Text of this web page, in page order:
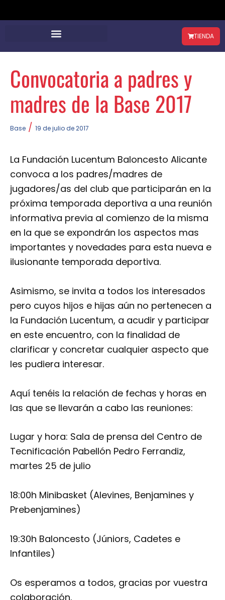
TIENDA
Convocatoria a padres y
madres de la Base 2017
Base / 19 de julio de 2017
La Fundación Lucentum Baloncesto Alicante
convoca a los padres/madres de
jugadores/as del club que participarán en la
próxima temporada deportiva a una reunión
informativa previa al comienzo de la misma
en la que se expondrán los aspectos mas
importantes y novedades para esta nueva e
ilusionante temporada deportiva.
Asimismo, se invita a todos los interesados
pero cuyos hijos e hijas aún no pertenecen a
la Fundación Lucentum, a acudir y participar
en este encuentro, con la finalidad de
clarificar y concretar cualquier aspecto que
les pudiera interesar.
Aquí tenéis la relación de fechas y horas en
las que se llevarán a cabo las reuniones:
Lugar y hora: Sala de prensa del Centro de
Tecnificación Pabellón Pedro Ferrandiz,
martes 25 de julio
18:00h Minibasket (Alevines, Benjamines y
Prebenjamines)
19:30h Baloncesto (Júniors, Cadetes e
Infantiles)
Os esperamos a todos, gracias por vuestra
colaboración.